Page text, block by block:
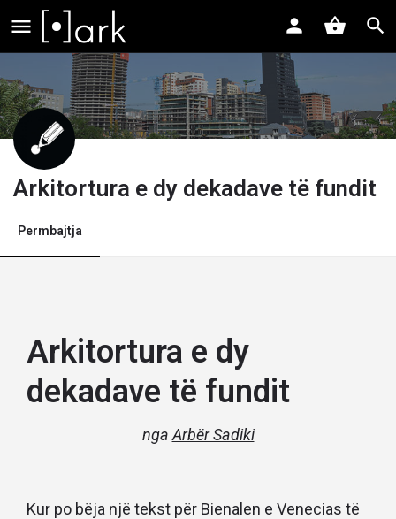
Arkitortura e dy dekadave të fundit
Permbajtja
Arkitortura e dy
dekadave të fundit
nga Arbër Sadiki
Kur po bëja një tekst për Bienalen e Venecias të